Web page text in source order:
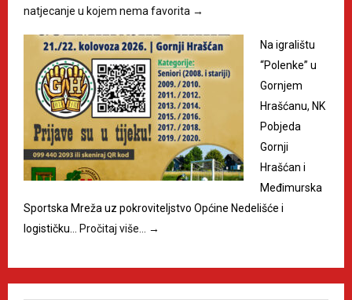
natjecanje u kojem nema favorita →
Na igralištu
“Polenke” u
Gornjem
Hrašćanu, NK
Pobjeda
Gornji
Hrašćan i
Međimurska
Sportska Mreža uz pokroviteljstvo Općine Nedelišće i
logističku… Pročitaj više… →